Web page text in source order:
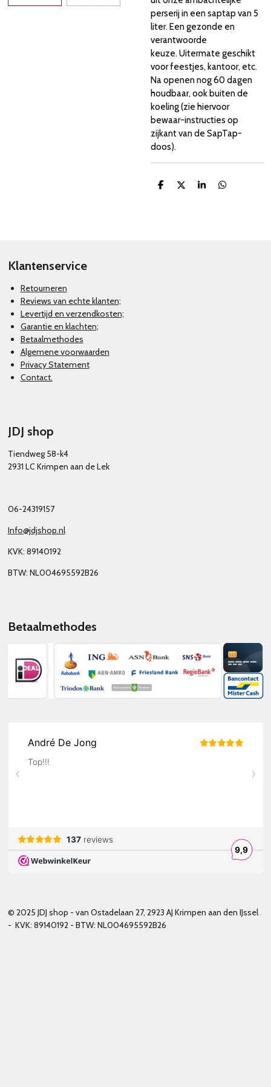
perserij in een saptap van 5
liter. Een gezonde en
verantwoorde
keuze. Uitermate geschikt
voor feestjes, kantoor, etc.
Na openen nog 60 dagen
houdbaar, ook buiten de
koeling (zie hiervoor
bewaar-instructies op
zijkant van de SapTap-
doos).
D
D
S
D
Klantenservice
Retourneren
Reviews van echte klanten;
Levertijd en verzendkosten;
Garantie en klachten;
Betaalmethodes
Algemene voorwaarden
Privacy Statement
Contact.
JDJ shop
Tiendweg 58-k4
2931 LC Krimpen aan de Lek
06-24319157
Info@jdjshop.nl
KVK: 89140192
BTW: NL004695592B26
Betaalmethodes
© 2025 JDJ shop - van Ostadelaan 27, 2923 AJ Krimpen aan den IJssel
- KVK: 89140192 - BTW: NL004695592B26